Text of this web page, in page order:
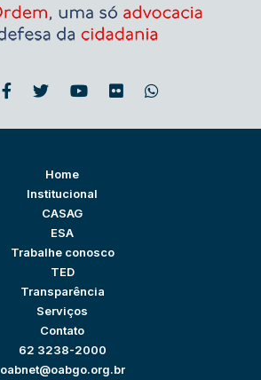
Home
Institucional
CASAG
ESA
Trabalhe conosco
TED
Transparência
Serviços
Contato
62 3238-2000
oabnet@oabgo.org.br